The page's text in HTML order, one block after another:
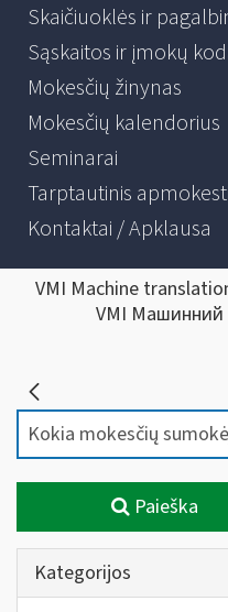
Skaičiuoklės ir
Sąskaitos ir įmokų
Mokesčių žinynas
Mokesčių kalendorius
Seminarai
Tarptautinis
Kontaktai / Apklausa
VMI Machine
VMI Машинний
Paieška
Kategorijos